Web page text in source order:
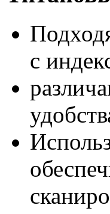
с